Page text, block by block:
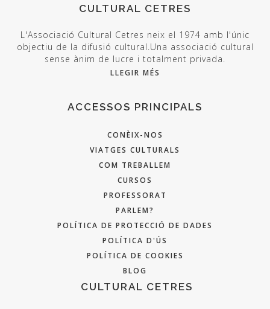
CULTURAL CETRES
L'Associació Cultural Cetres neix el 1974 amb l'únic
objectiu de la difusió cultural.Una associació cultural
sense ànim de lucre i totalment privada.
LLEGIR MÉS
ACCESSOS PRINCIPALS
CONÈIX-NOS
VIATGES CULTURALS
COM TREBALLEM
CURSOS
PROFESSORAT
PARLEM?
POLÍTICA DE PROTECCIÓ DE DADES
POLÍTICA D'ÚS
POLÍTICA DE COOKIES
BLOG
CULTURAL CETRES